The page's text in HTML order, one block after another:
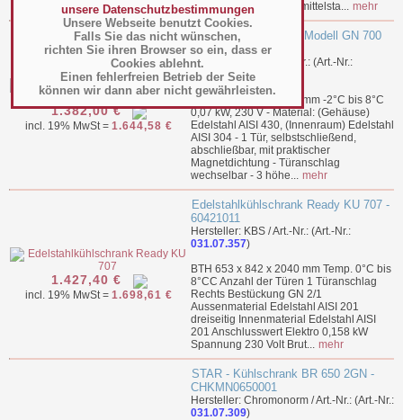
unsere Datenschutzbestimmungen
Unsere Webseite benutzt Cookies.
Falls Sie das nicht wünschen,
richten Sie ihren Browser so ein, dass er
Cookies ablehnt.
Einen fehlerfreien Betrieb der Seite
können wir dann aber nicht gewährleisten.
aus Edelstahl (Lebensmittelsta... mehr
1.382,00 €
incl. 19% MwSt = 1.644,58 €
Gewerbekühlschrank Modell GN 700
PRO - 323-1420
Hersteller: Saro / Art.-Nr.: (Art.-Nr.:
031.07.418)
BTH 740 x 875 x 2090 mm -2°C bis 8°C
0,07 kW, 230 V - Material: (Gehäuse)
Edelstahl AISI 430, (Innenraum) Edelstahl
AISI 304 - 1 Tür, selbstschließend,
abschließbar, mit praktischer
Magnetdichtung - Türanschlag
wechselbar - 3 höhe... mehr
1.427,40 €
incl. 19% MwSt = 1.698,61 €
Edelstahlkühlschrank Ready KU 707 -
60421011
Hersteller: KBS / Art.-Nr.: (Art.-Nr.:
031.07.357)
BTH 653 x 842 x 2040 mm Temp. 0°C bis
8°CC Anzahl der Türen 1 Türanschlag
Rechts Bestückung GN 2/1
Aussenmaterial Edelstahl AISI 201
dreiseitig Innenmaterial Edelstahl AISI
201 Anschlusswert Elektro 0,158 kW
Spannung 230 Volt Brut... mehr
STAR - Kühlschrank BR 650 2GN -
CHKMN0650001
Hersteller: Chromonorm / Art.-Nr.: (Art.-Nr.:
031.07.309)